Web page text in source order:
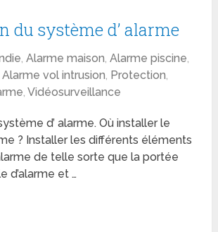
du système d’ alarme
,Alarme maison,Alarme piscine,
Alarme vol intrusion, Protection,
,Vidéosurveillance
d’ alarme. Où installer le
? Installer les différents éléments
de telle sorte que la portée
d’alarme et …